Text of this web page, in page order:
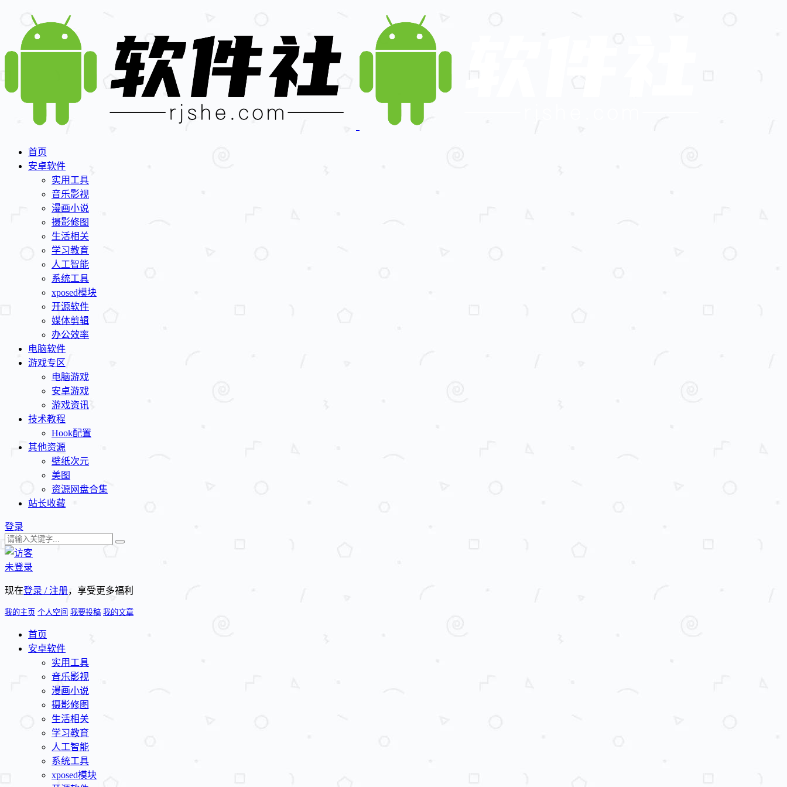
首页
安卓软件
实用工具
音乐影视
漫画小说
摄影修图
生活相关
学习教育
人工智能
系统工具
xposed模块
开源软件
媒体剪辑
办公效率
电脑软件
游戏专区
电脑游戏
安卓游戏
游戏资讯
技术教程
Hook配置
其他资源
壁纸次元
美图
资源网盘合集
站长收藏
登录
未登录
现在登录 / 注册，享受更多福利
我的主页 个人空间 我要投稿 我的文章
首页
安卓软件
实用工具
音乐影视
漫画小说
摄影修图
生活相关
学习教育
人工智能
系统工具
xposed模块